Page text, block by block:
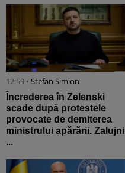
12:59 • Stefan Simion
Încrederea în Zelenski
scade după protestele
provocate de demiterea
ministrului apărării. Zalujni
...